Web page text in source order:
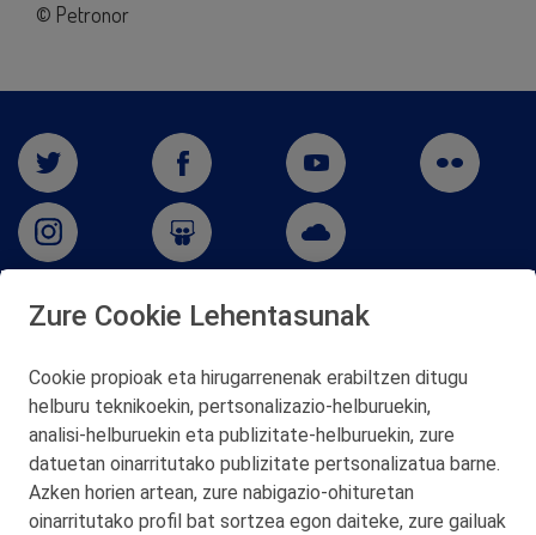
© Petronor
Telf. 946 357 000
© 2026 Petronor S.A.
Zure Cookie Lehentasunak
Cookie propioak eta hirugarrenenak erabiltzen ditugu
helburu teknikoekin, pertsonalizazio‑helburuekin,
analisi‑helburuekin eta publizitate‑helburuekin, zure
datuetan oinarritutako publizitate pertsonalizatua barne.
Azken horien artean, zure nabigazio‑ohituretan
oinarritutako profil bat sortzea egon daiteke, zure gailuak